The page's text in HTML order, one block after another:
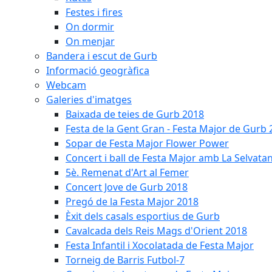
Festes i fires
On dormir
On menjar
Bandera i escut de Gurb
Informació geogràfica
Webcam
Galeries d'imatges
Baixada de teies de Gurb 2018
Festa de la Gent Gran - Festa Major de Gurb
Sopar de Festa Major Flower Power
Concert i ball de Festa Major amb La
5è. Remenat d'Art al Femer
Concert Jove de Gurb 2018
Pregó de la Festa Major 2018
Èxit dels casals esportius de Gurb
Cavalcada dels Reis Mags d'Orient 2018
Festa Infantil i Xocolatada de Festa Major
Torneig de Barris Futbol-7